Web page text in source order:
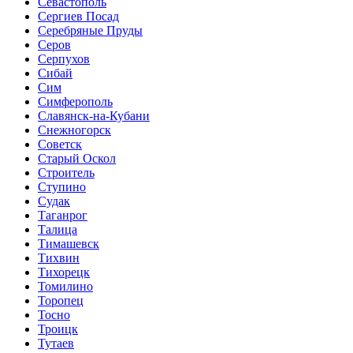
Сергиев Посад
Серебряные Пруды
Серов
Серпухов
Сибай
Сим
Симферополь
Славянск-на-Кубани
Снежногорск
Советск
Старый Оскол
Строитель
Ступино
Судак
Таганрог
Талица
Тимашевск
Тихвин
Тихорецк
Томилино
Торопец
Тосно
Троицк
Тутаев